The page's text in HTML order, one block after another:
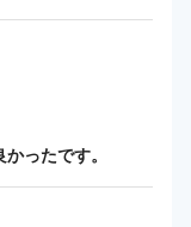
ったです。